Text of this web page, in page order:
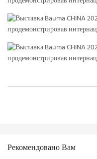
Рекомендовано Вам